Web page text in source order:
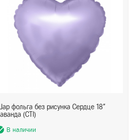
Шар фольга без рисунка Сердце 18"
(CTI)
В наличии